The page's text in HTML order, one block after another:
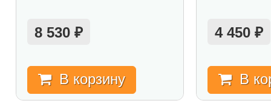
8 530 ₽
В корзину
4 450₽
В